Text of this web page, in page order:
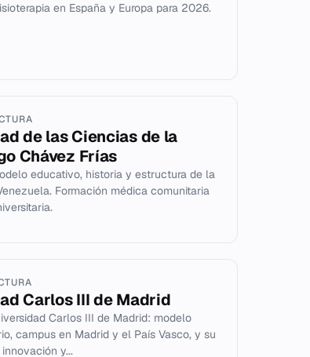
en España y Europa para 2026.
de las Ciencias de la
Chávez Frías
educativo, historia y estructura de la
Formación médica comunitaria
Carlos III de Madrid
Carlos III de Madrid: modelo
campus en Madrid y el País Vasco, y su
y...